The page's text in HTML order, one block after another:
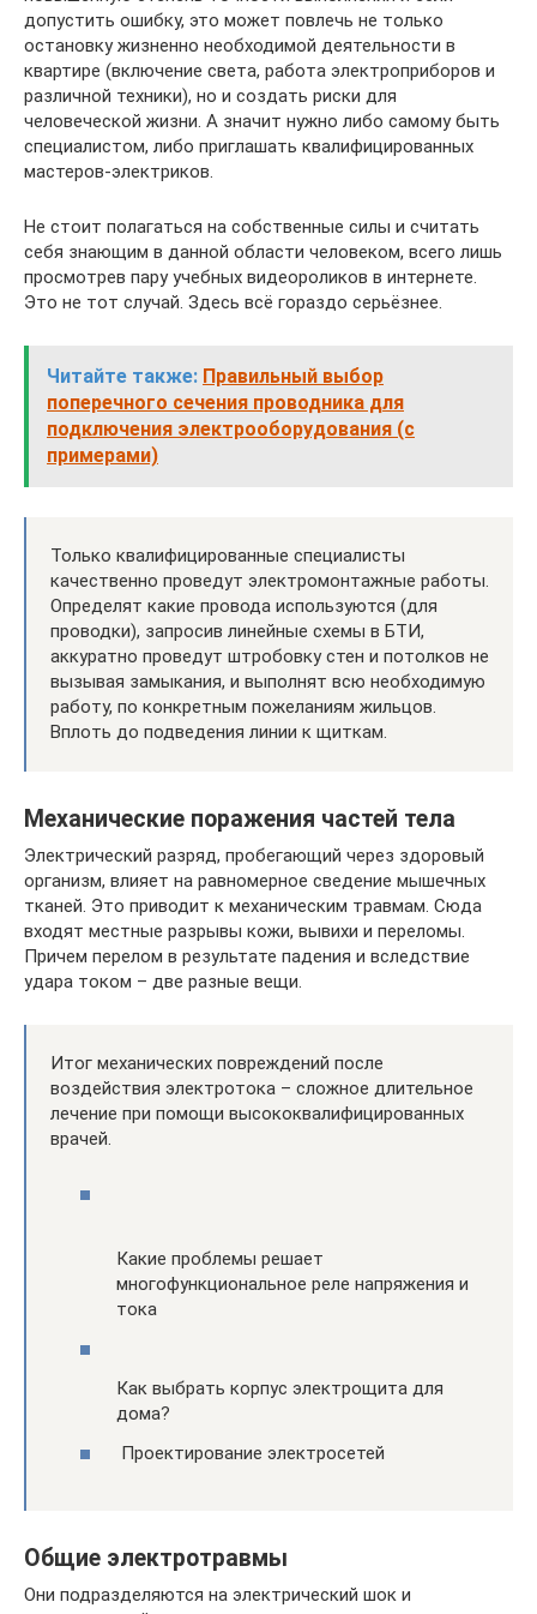
допустить ошибку, это может повлечь не только
остановку жизненно необходимой деятельности в
квартире (включение света, работа электроприборов и
различной техники), но и создать риски для
человеческой жизни. А значит нужно либо самому быть
специалистом, либо приглашать квалифицированных
мастеров-электриков.
Не стоит полагаться на собственные силы и считать
себя знающим в данной области человеком, всего лишь
просмотрев пару учебных видеороликов в интернете.
Это не тот случай. Здесь всё гораздо серьёзнее.
Читайте также: Правильный выбор
поперечного сечения проводника для
подключения электрооборудования (с
примерами)
Только квалифицированные специалисты
качественно проведут электромонтажные работы.
Определят какие провода используются (для
проводки), запросив линейные схемы в БТИ,
аккуратно проведут штробовку стен и потолков не
вызывая замыкания, и выполнят всю необходимую
работу, по конкретным пожеланиям жильцов.
Вплоть до подведения линии к щиткам.
Механические поражения частей тела
Электрический разряд, пробегающий через здоровый
организм, влияет на равномерное сведение мышечных
тканей. Это приводит к механическим травмам. Сюда
входят местные разрывы кожи, вывихи и переломы.
Причем перелом в результате падения и вследствие
удара током – две разные вещи.
Итог механических повреждений после
воздействия электротока – сложное длительное
лечение при помощи высококвалифицированных
врачей.
Какие проблемы решает
многофункциональное реле напряжения и
тока
Как выбрать корпус электрощита для
дома?
Проектирование электросетей
Общие электротравмы
Они подразделяются на электрический шок и